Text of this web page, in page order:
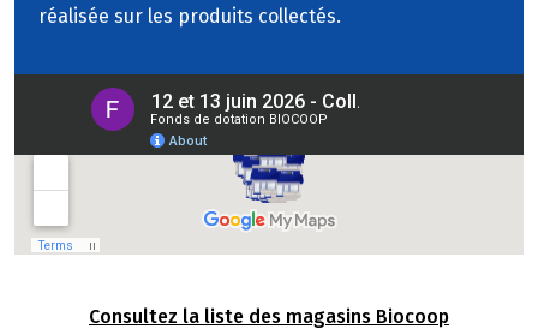
réalisée sur les produits collectés.
Consultez la liste des magasins Biocoop